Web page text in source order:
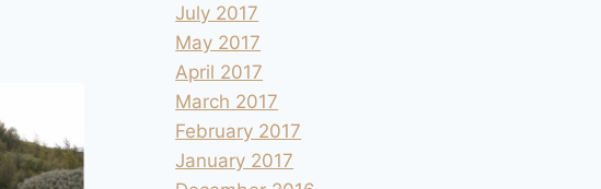
July 2017
May 2017
April 2017
March 2017
February 2017
January 2017